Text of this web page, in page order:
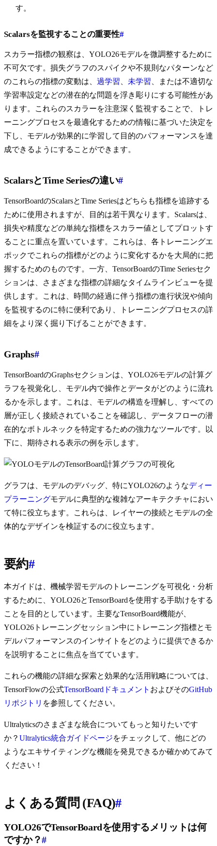
す。
Scalarsを監視することの重要性#
スカラー指標の観察は、YOLO26モデルを微調整するために
不可欠です。損失グラフのスパイクや不規則なパターンなど
のこれらの指標の変動は、 過学習 未学習 、または不適切な
学習率設定などの潜在的な問題を浮き彫りにする可能性があ
ります。これらのスカラーを注意深く監視することで、トレ
ーニングプロセスを最適化するための情報に基づいた決定を
下し、モデルが効果的に学習して目的のパフォーマンスを達
成できるようにすることができます。
ScalarsとTime Seriesの違い#
TensorBoardのScalarsとTime Seriesはどちらも指標を追跡する
ために使用されますが、目的は若干異なります。Scalarsは、
損失や精度などの単純な指標をスカラー値としてプロットす
ることに重点を置いています。これらは、各トレーニングエ
ポックでこれらの指標がどのように変化するかを大局的に把
握するためのものです。一方、TensorBoardのTime Seriesセク
ションは、さまざまな指標の詳細なタイムラインビューを提
供します。これは、時間の経過に伴う指標の進行状況や傾向
を監視するのに特に便利であり、トレーニングプロセスの詳
細をより深く掘り下げることができます。
Graphs#
TensorBoardのGraphsセクションは、YOLO26モデルの計算グ
ラフを視覚化し、モデル内で操作とデータがどのように流れ
るかを示します。これは、モデルの構造を理解し、すべての
層が正しく接続されていることを確認し、データフローの潜
在的なボトルネックを特定するための強力なツールです。以
下に、期待される表示の例を示します。
グラフは、モデルのデバッグ、特にYOLO26のようなディー
プラーニングモデルに典型的な複雑なアーキテクチャにおい
て特に役立ちます。これらは、レイヤーの接続とモデルの全
体的なデザインを検証するのに役立ちます。
要約#
本ガイドは、機械学習モデルのトレーニングを可視化・分析
するために、YOLO26とTensorBoardを使用する手助けをする
ことを目的としています。主要なTensorBoard機能が、
YOLO26トレーニングセッション中にトレーニング指標とモ
デルパフォーマンスのインサイトをどのように提供できるか
を説明することに焦点を当てています。
これらの機能の詳細な探索と効果的な活用戦略については、
TensorFlowの公式TensorBoardドキュメント およびそのGitHub
リポジトリ を参照してください。
Ultralyticsのさまざまな統合についてもっと知りたいです
か？ Ultralytics統合ガイドページをチェックして、他にどの
ようなエキサイティングな機能を発見できるか確かめてみて
ください！
よくある質問 (FAQ)#
YOLO26でTensorBoardを使用するメリットは何
ですか？#